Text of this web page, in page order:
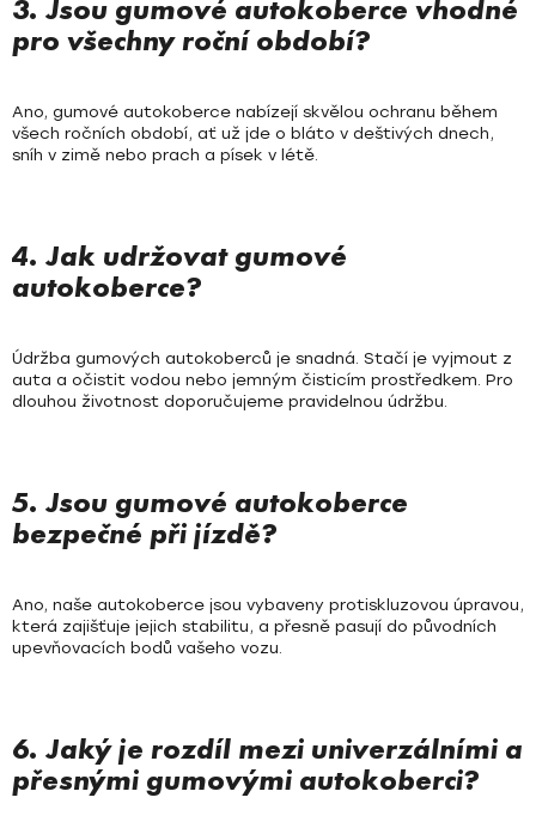
3. Jsou gumové autokoberce vhodné
pro všechny roční období?
Ano, gumové autokoberce nabízejí skvělou ochranu během
všech ročních období, ať už jde o bláto v deštivých dnech,
sníh v zimě nebo prach a písek v létě.
4. Jak udržovat gumové
autokoberce?
Údržba gumových autokoberců je snadná. Stačí je vyjmout z
auta a očistit vodou nebo jemným čisticím prostředkem. Pro
dlouhou životnost doporučujeme pravidelnou údržbu.
5. Jsou gumové autokoberce
bezpečné při jízdě?
Ano, naše autokoberce jsou vybaveny protiskluzovou úpravou,
která zajišťuje jejich stabilitu, a přesně pasují do původních
upevňovacích bodů vašeho vozu.
6. Jaký je rozdíl mezi univerzálními a
přesnými gumovými autokoberci?